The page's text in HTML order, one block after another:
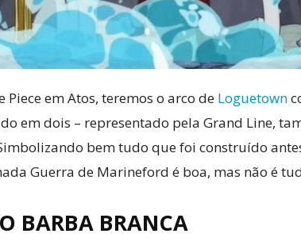
Piece em Atos, teremos o arco de Loguetown
em dois – representado pela Grand Line,
bem tudo que foi construído
Guerra de Marineford é boa, mas não é
BARBA BRANCA